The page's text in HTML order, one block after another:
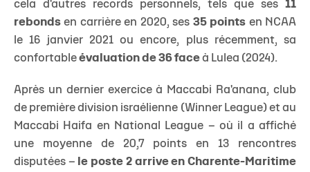
cela d'autres records personnels, tels que ses 11
rebonds en carrière en 2020, ses 35 points en NCAA
le 16 janvier 2021 ou encore, plus récemment, sa
confortable évaluation de 36 face à Lulea (2024).
Après un dernier exercice à Maccabi Ra'anana, club
de première division israélienne (Winner League) et au
Maccabi Haifa en National League – où il a affiché
une moyenne de 20,7 points en 13 rencontres
disputées – le poste 2 arrive en Charente-Maritime